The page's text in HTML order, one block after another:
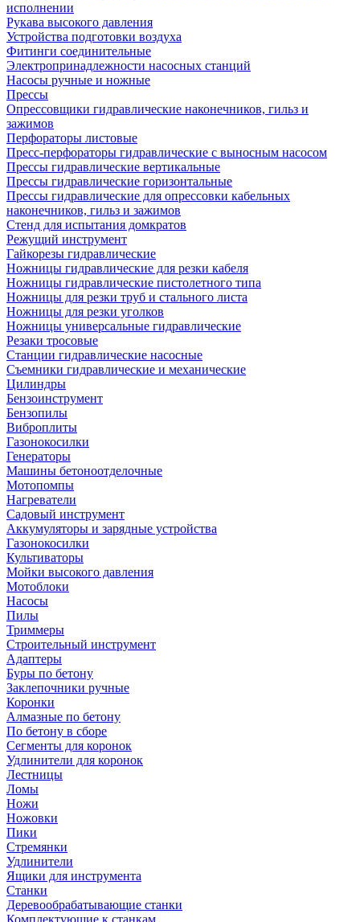
исполнении
Рукава высокого давления
Устройства подготовки воздуха
Фитинги соединительные
Электропринадлежности насосных станций
Насосы ручные и ножные
Прессы
Опрессовщики гидравлические наконечников, гильз и
зажимов
Перфораторы листовые
Пресс-перфораторы гидравлические с выносным насосом
Прессы гидравлические вертикальные
Прессы гидравлические горизонтальные
Прессы гидравлические для опрессовки кабельных
наконечников, гильз и зажимов
Стенд для испытания домкратов
Режущий инструмент
Гайкорезы гидравлические
Ножницы гидравлические для резки кабеля
Ножницы гидравлические пистолетного типа
Ножницы для резки труб и стального листа
Ножницы для резки уголков
Ножницы универсальные гидравлические
Резаки тросовые
Станции гидравлические насосные
Съемники гидравлические и механические
Цилиндры
Бензоинструмент
Бензопилы
Виброплиты
Газонокосилки
Генераторы
Машины бетоноотделочные
Мотопомпы
Нагреватели
Садовый инструмент
Аккумуляторы и зарядные устройства
Газонокосилки
Культиваторы
Мойки высокого давления
Мотоблоки
Насосы
Пилы
Триммеры
Строительный инструмент
Адаптеры
Буры по бетону
Заклепочники ручные
Коронки
Алмазные по бетону
По бетону в сборе
Сегменты для коронок
Удлинители для коронок
Лестницы
Ломы
Ножи
Ножовки
Пики
Стремянки
Удлинители
Ящики для инструмента
Станки
Деревообрабатывающие станки
Комплектующие к станкам